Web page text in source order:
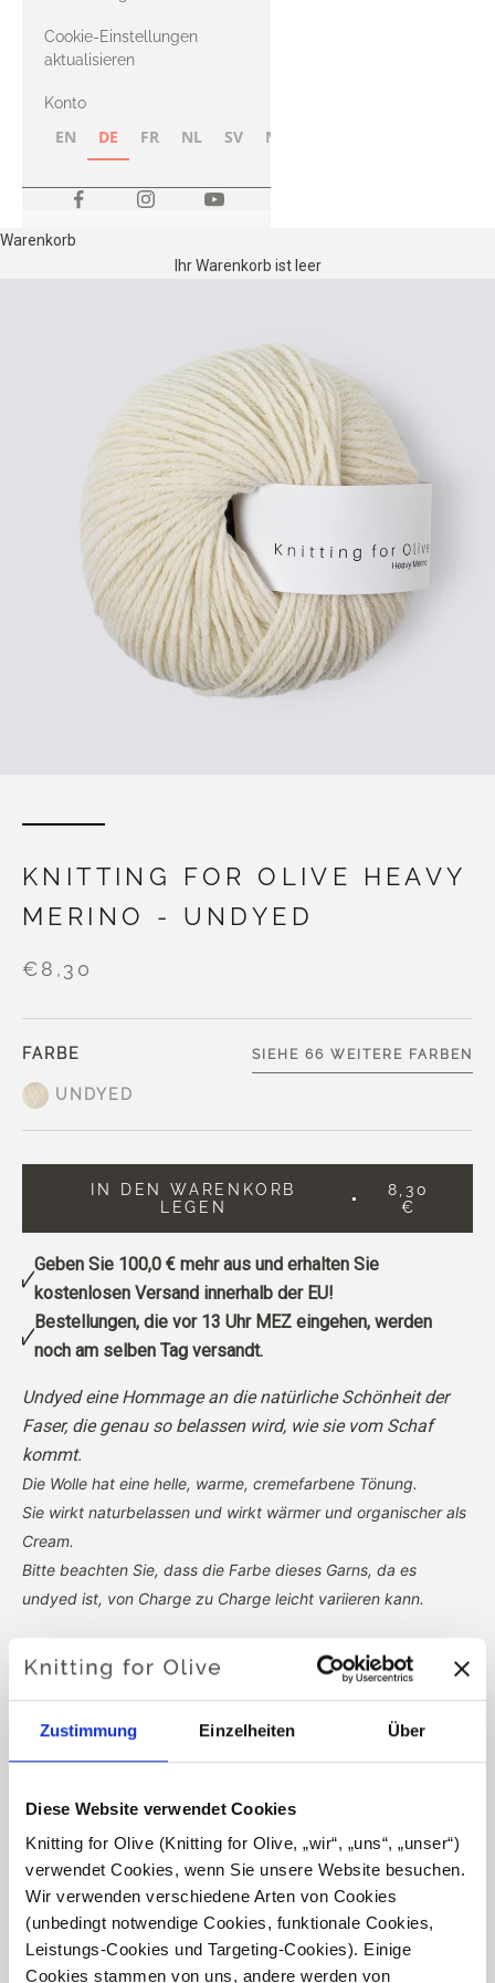
Zustimmung Einzelheiten Über
Diese Website verwendet Cookies
Knitting for Olive (Knitting for Olive, „wir“, „uns“, „unser“)
verwendet Cookies, wenn Sie unsere Website besuchen.
Wir verwenden verschiedene Arten von Cookies
(unbedingt notwendige Cookies, funktionale Cookies,
Leistungs-Cookies und Targeting-Cookies). Einige
Cookies stammen von uns, andere werden von
Cookie-Einstellungen
aktualisieren
Konto
EN DE FR NL SV NB
Warenkorb
Ihr Warenkorb ist leer
KNITTING FOR OLIVE HEAVY
MERINO - UNDYED
€8,30
FARBE
UNDYED
SIEHE 66 WEITERE FARBEN
IN DEN WARENKORB
LEGEN
8,30
€
Geben Sie 100,0 €mehr aus und erhalten Sie
kostenlosen Versand innerhalb der EU!
Bestellungen, die vor 13 Uhr MEZ eingehen, werden
noch am selben Tag versandt.
Undyed eine Hommage an die natürliche Schönheit der
Faser, die genau so belassen wird, wie sie vom Schaf
kommt.
Die Wolle hat eine helle, warme, cremefarbene Tönung.
Sie wirkt naturbelassen und wirkt wärmer und organischer als
Cream.
Bitte beachten Sie, dass die Farbe dieses Garns, da es
undyed ist, von Charge zu Charge leicht variieren kann.
Farbton: Neutral-warm
: Echter Herbst
Merinowolle. Das Garn hat eine schöne und natürliche
weniger fein als unsere dünne Merino.
Unsere Merinowolle stammt von Schafen, die in
Neuseeland gezüchtet wurden, wo das Mulesing nicht
praktiziert wird. Die Wolle kann direkt zu der Farm